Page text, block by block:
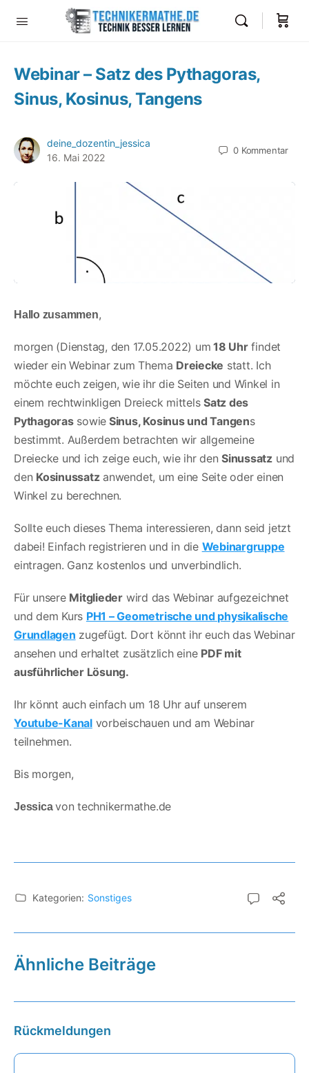
Webinar – Satz des Pythagoras,
Sinus, Kosinus, Tangens
deine_dozentin_jessica
16. Mai 2022
0 Kommentar
Hallo zusammen,
morgen (Dienstag, den 17.05.2022) um 18 Uhrfindet
wieder ein Webinar zum Thema Dreiecke statt. Ich
möchte euch zeigen, wie ihr die Seiten und Winkel in
einem rechtwinkligen Dreieck mittelsSatz des
Pythagorassowie Sinus, Kosinus und Tangens
bestimmt. Außerdem betrachten wir allgemeine
Dreiecke und ich zeige euch, wie ihr denSinussatz und
den Kosinussatzanwendet, um eine Seite oder einen
Winkel zu berechnen.
Sollte euch dieses Thema interessieren, dann seid jetzt
dabei! Einfach registrieren und in die Webinargruppe
eintragen. Ganz kostenlos und unverbindlich.
Für unsere Mitgliederwird das Webinar aufgezeichnet
und dem Kurs PH1 – Geometrische und physikalische
Grundlagen zugefügt. Dort könnt ihr euch das Webinar
ansehen und erhaltet zusätzlich eine PDF mit
ausführlicher Lösung.
Ihr könnt auch einfach um 18 Uhr auf unserem
Youtube-Kanalvorbeischauen und am Webinar
teilnehmen.
Bis morgen,
Jessica von technikermathe.de
Kategorien: Sonstiges
Ähnliche Beiträge
Rückmeldungen